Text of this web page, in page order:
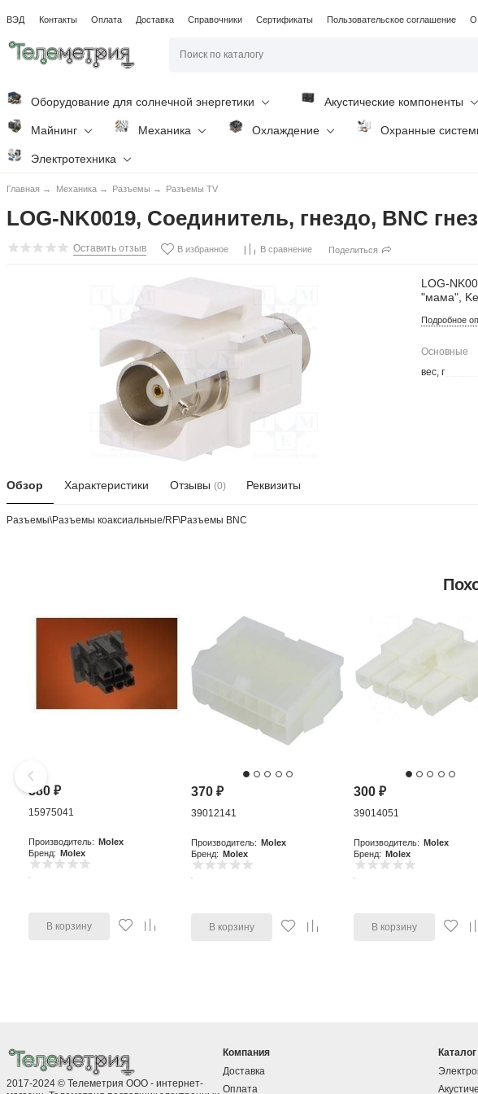
ВЭД Контакты Оплата Доставка Справочники Сертификаты Пользовательское соглашение О
Оборудование для солнечной энергетики Акустические компоненты
Майнинг Механика Охлаждение Охранные
Электротехника
Главная → Механика → Разъемы → Разъемы TV
LOG-NK0019, Соединитель, гнездо, BNC
Оставить отзыв В избранное В сравнение Поделиться
LOG-
"мама",
Подробное
Основные
вес, г
Обзор Характеристики Отзывы (0) Реквизиты
Разъeмы\Разъeмы коаксиальные/RF\Разъeмы BNC
380₽
15975041
Производитель:
Molex
Бренд:
Molex
В корзину
370₽
39012141
Производитель:
Molex
Бренд:
Molex
В корзину
300₽
39014051
Производитель:
Molex
Бренд:
Molex
В корзину
2017-2024 © Телеметрия ООО - интернет-
Компания
Доставка
Оплата
Каталог